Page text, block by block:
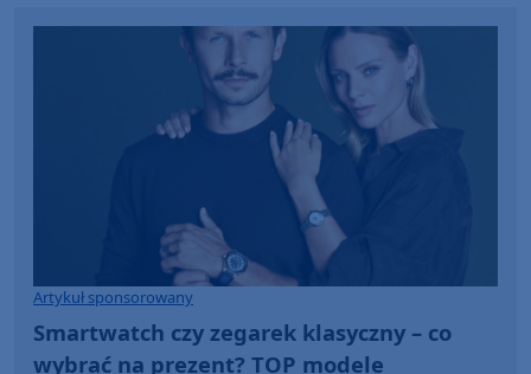
Artykuł sponsorowany
Smartwatch czy zegarek klasyczny – co
wybrać na prezent? TOP modele